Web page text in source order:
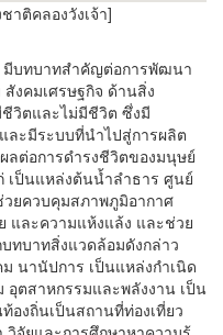
าติคลองวังเจ้า]
บทบาทสำคัญต่อการพัฒนา
งคมเศรษฐกิจ ด้านสิ่ง
วิตและไม่มีชีวิต ซึ่งมี
ละมีระบบที่นำไปสู่การผลิต
ลต่อการดำรงชีวิตของมนุษย์
เป็นแหล่งต้นน้ำลำธาร ศูนย์
ยควบคุมสภาพภูมิอากาศ
และความแห้งแล้ง และช่วย
ทบาทสิ่งแวดล้อมดังกล่าว
นานัปการ เป็นแหล่งกำเนิด
อุตสาหกรรมและพลังงาน เป็น
งถิ่นเป็นสถานที่ท่องเที่ยว